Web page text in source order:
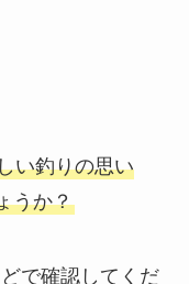
い釣りの思い
うか？
で確認してくだ